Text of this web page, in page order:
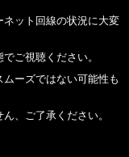
ネット回線の状況に大変
ご視聴ください。
ーズではない可能性も
、ご了承ください。